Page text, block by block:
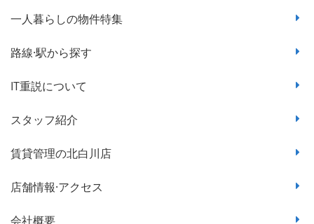
一人暮らしの物件特集
路線·駅から探す
IT重説について
スタッフ紹介
賃貸管理の北白川店
店舗情報·アクセス
会社概要